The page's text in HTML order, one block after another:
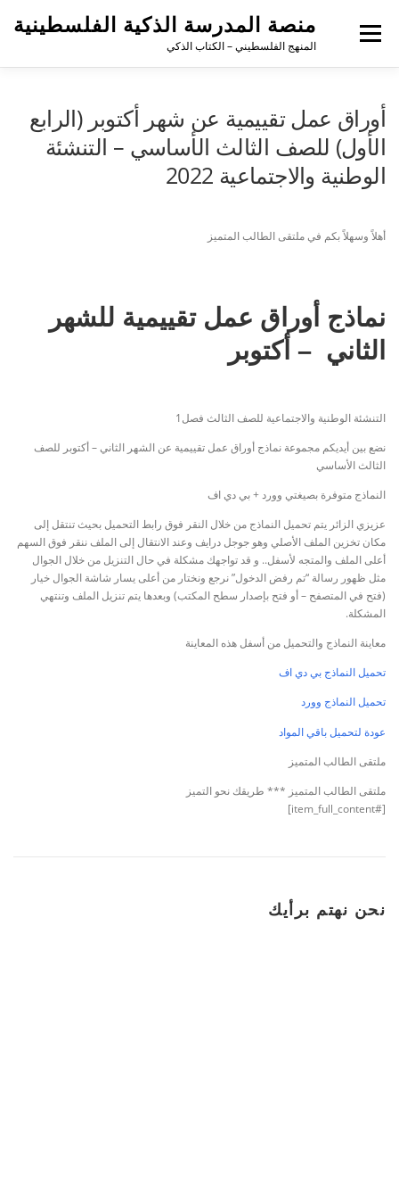
منصة المدرسة الذكية الفلسطينية
المنهج الفلسطيني – الكتاب الذكي
القائمة
أوراق عمل تقييمية عن شهر أكتوبر (الرابع
الأول) للصف الثالث الأساسي – التنشئة
الوطنية والاجتماعية 2022
أهلاً وسهلاً بكم في ملتقى الطالب المتميز
نماذج أوراق عمل تقييمية للشهر
الثاني – أكتوبر
التنشئة الوطنية والاجتماعية للصف الثالث فصل1
نضع بين أيديكم مجموعة نماذج أوراق عمل تقييمية عن الشهر الثاني – أكتوبر للصف
الثالث الأساسي
النماذج متوفرة بصيغتي وورد + بي دي اف
عزيزي الزائر يتم تحميل النماذج من خلال النقر فوق رابط التحميل بحيث تنتقل إلى
مكان تخزين الملف الأصلي وهو جوجل درايف وعند الانتقال إلى الملف ننقر فوق السهم
أعلى الملف والمتجه لأسفل.. و قد تواجهك مشكلة في حال التنزيل من خلال الجوال
مثل ظهور رسالة “تم رفض الدخول” نرجع ونختار من أعلى يسار شاشة الجوال خيار
(فتح في المتصفح – أو فتح بإصدار سطح المكتب) وبعدها يتم تنزيل الملف وتنتهي
المشكلة.
معاينة النماذج والتحميل من أسفل هذه المعاينة
تحميل النماذج بي دي اف
تحميل النماذج وورد
عودة لتحميل باقي المواد
ملتقى الطالب المتميز
ملتقى الطالب المتميز *** طريقك نحو التميز
[#item_full_content]
نحن نهتم برأيك